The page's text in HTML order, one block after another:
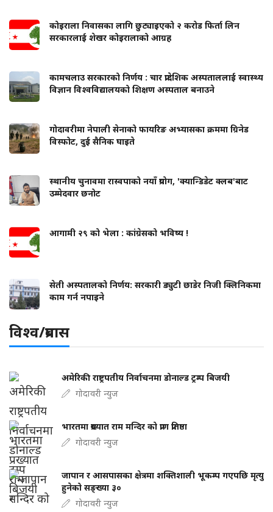
कोइराला निवासका लागि छुट्याइएको २ करोड फिर्ता लिन
सरकारलाई शेखर कोइरालाको आग्रह
कामचलाउ सरकारको निर्णय : चार प्रादेशिक अस्पताललाई स्वास्थ्य
विज्ञान विश्वविद्यालयको शिक्षण अस्पताल बनाउने
गोदावरीमा नेपाली सेनाको फायरिङ अभ्यासका क्रममा ग्रिनेड
विस्फोट, दुई सैनिक घाइते
स्थानीय चुनावमा रास्वपाको नयाँ प्रयोग, 'क्यान्डिडेट क्लब'बाट
उम्मेदवार छनोट
आगामी २९ को भेला : कांग्रेसको भविष्य !
सेती अस्पतालको निर्णय: सरकारी ड्युटी छाडेर निजी क्लिनिकमा
काम गर्न नपाइने
विश्व/प्रबास
अमेरिकी राष्ट्रपतीय निर्वाचनमा डोनाल्ड ट्रम्प बिजयी
गोदावरी न्युज
भारतमा प्रख्यात राम मन्दिर को प्राण प्रतिष्ठा
गोदावरी न्युज
जापान र आसपासका क्षेत्रमा शक्तिशाली भूकम्प गएपछि मृत्यु
हुनेको सङ्ख्या ३०
गोदावरी न्युज